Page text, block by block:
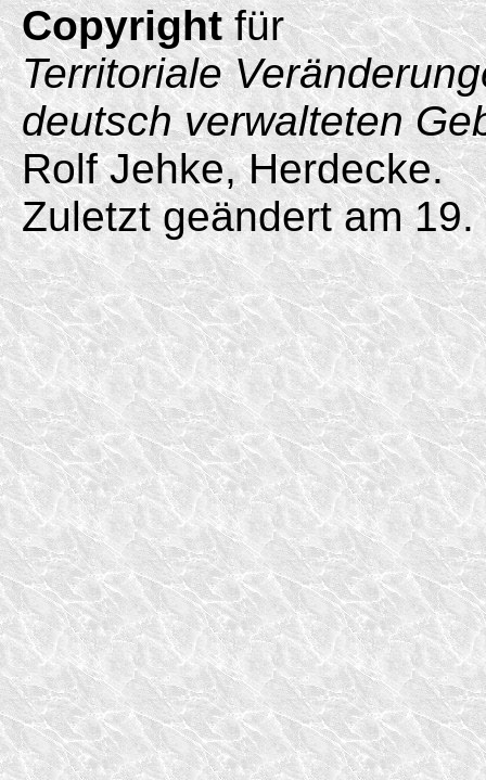
Copyrightfür
Territoriale
deutsch verwalteten
Rolf Jehke, Herdecke.
Zuletzt geändert am